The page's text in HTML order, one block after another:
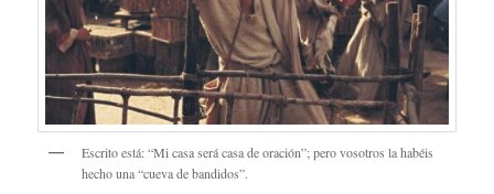
Escrito está: “Mi casa será casa de oración”; pero vosotros la habéis
hecho una “cueva de bandidos”.